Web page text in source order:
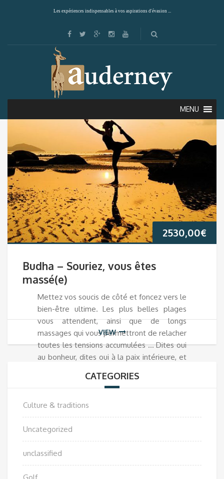
Les expériences indispensables à vos aspirations d'évasion ...
MENU
Showing the single result
Default sorting
2530,00€
Budha – Souriez, vous êtes
massé(e)
Mettez vos soucis de côté et foncez vers le
bien-être ultime. Les plus belles plages
vous attendent, ainsi que de longs
massages qui vous permettront de relacher
toutes les tensions accumulées … Dites oui
au bonheur, dites oui à la paix intérieure, et
VIEW
CATEGORIES
Culture & traditions
Uncategorized
unclassified
Golf